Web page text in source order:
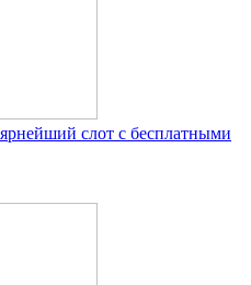
слот с бесплатными